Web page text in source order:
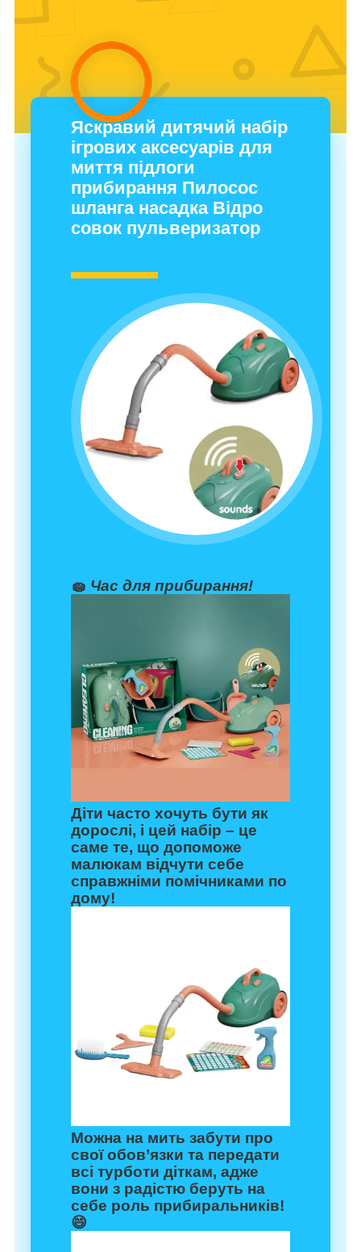
Яскравий дитячий набір
ігрових аксесуарів для
миття підлоги
прибирання Пилосос
шланга насадка Відро
совок пульверизатор
🧽 Час для прибирання!
Діти часто хочуть бути як
дорослі, і цей набір – це
саме те, що допоможе
малюкам відчути себе
справжніми помічниками по
дому!
Можна на мить забути про
свої обов’язки та передати
всі турботи діткам, адже
вони з радістю беруть на
себе роль прибиральників!
😄